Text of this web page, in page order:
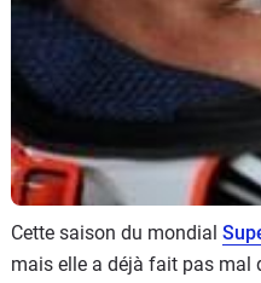
Cette saison du mondial
mais elle a déjà fait pas mal